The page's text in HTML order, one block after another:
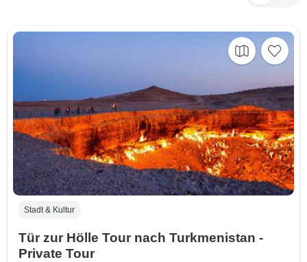
Stadt & Kultur
Tür zur Hölle Tour nach Turkmenistan -
Private Tour